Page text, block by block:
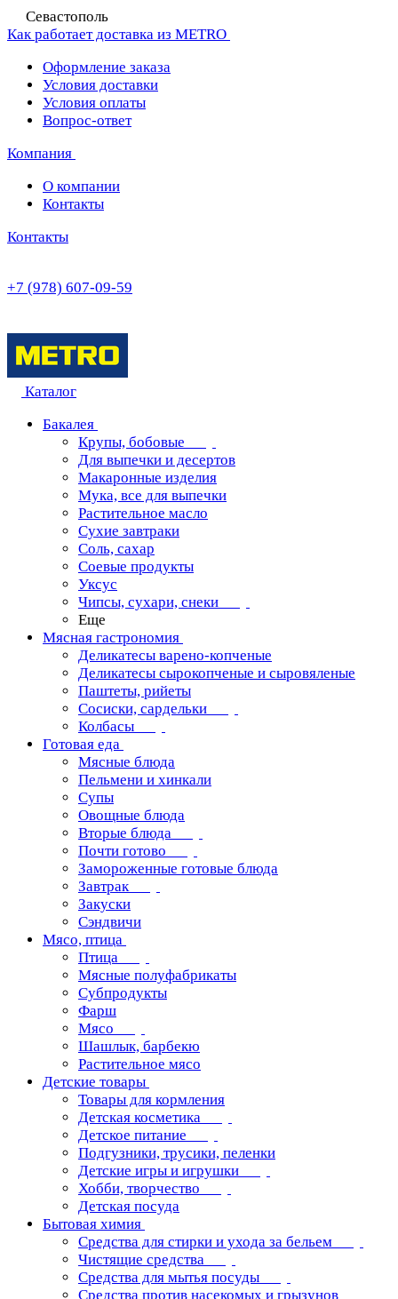
Севастополь
Как работает доставка из METRO
Оформление заказа
Условия доставки
Условия оплаты
Вопрос-ответ
Компания
О компании
Контакты
Контакты
+7 (978) 607-09-59
Каталог
Бакалея
Крупы, бобовые
Для выпечки и десертов
Макаронные изделия
Мука, все для выпечки
Растительное масло
Сухие завтраки
Соль, сахар
Соевые продукты
Уксус
Чипсы, сухари, снеки
Еще
Мясная гастрономия
Деликатесы варено-копченые
Деликатесы сырокопченые и сыровяленые
Паштеты, рийеты
Сосиски, сардельки
Колбасы
Готовая еда
Мясные блюда
Пельмени и хинкали
Супы
Овощные блюда
Вторые блюда
Почти готово
Замороженные готовые блюда
Завтрак
Закуски
Сэндвичи
Мясо, птица
Птица
Мясные полуфабрикаты
Субпродукты
Фарш
Мясо
Шашлык, барбекю
Растительное мясо
Детские товары
Товары для кормления
Детская косметика
Детское питание
Подгузники, трусики, пеленки
Детские игры и игрушки
Хобби, творчество
Детская посуда
Бытовая химия
Средства для стирки и ухода за бельем
Чистящие средства
Средства для мытья посуды
Средства против насекомых и грызунов